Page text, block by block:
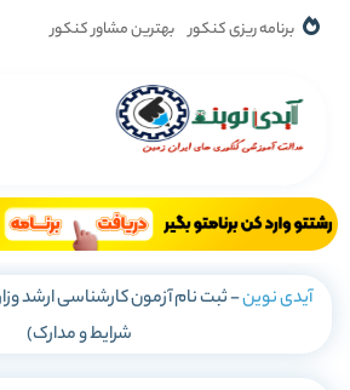
برنامه ریزی کنکور بهترین مشاور کنکور
آیدی نوین-
شرایط و مدارک)